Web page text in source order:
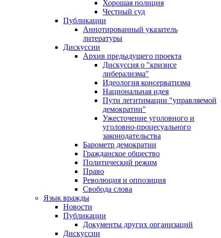
Хорошая полиция
Честный суд
Публикации
Аннотированный указатель
литературы
Дискуссии
Архив предыдущего проекта
Дискуссия о "кризисе
либерализма"
Идеология консерватизма
Национальная идея
Пути легитимации "управляемой
демократии"
Ужесточение уголовного и
уголовно-процесуального
законодательства
Барометр демократии
Гражданское общество
Политический режим
Право
Революция и оппозиция
Свобода слова
Язык вражды
Новости
Публикации
Документы других организаций
Дискуссии